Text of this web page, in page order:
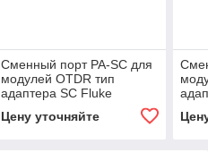
Сменный порт PA-SC для
модулей OTDR тип
адаптера SC Fluke
Цену уточняйте